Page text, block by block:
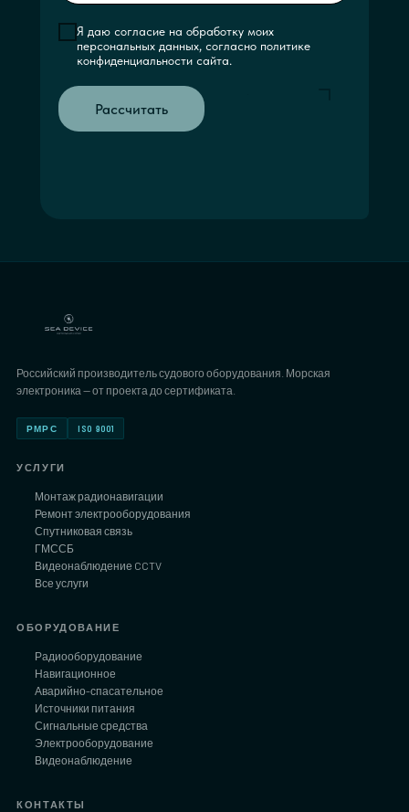
Я даю согласие на обработку моих
персональных данных, согласно политике
конфиденциальности сайта.
Рассчитать
Российский производитель судового оборудования. Морская
электроника — от проекта до сертификата.
РМРС ISO 9001
УСЛУГИ
Монтаж радионавигации
Ремонт электрооборудования
Спутниковая связь
ГМССБ
Видеонаблюдение CCTV
Все услуги
ОБОРУДОВАНИЕ
Радиооборудование
Навигационное
Аварийно-спасательное
Источники питания
Сигнальные средства
Электрооборудование
Видеонаблюдение
КОНТАКТЫ